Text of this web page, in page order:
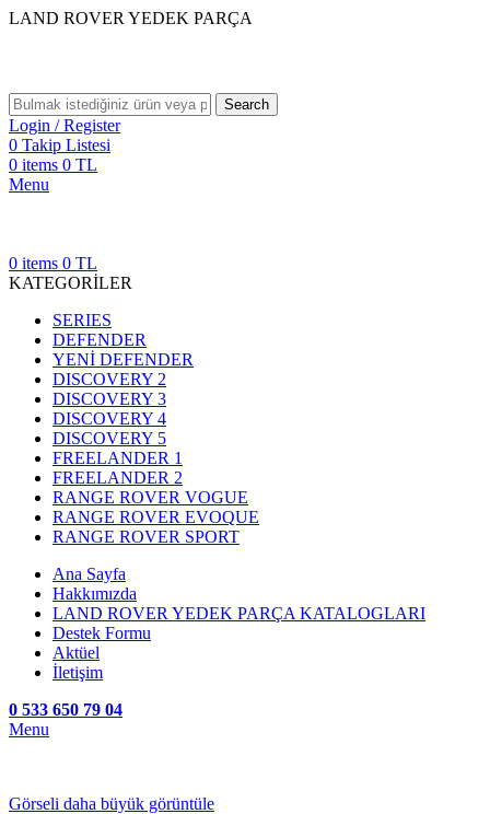
LAND ROVER YEDEK PARÇA
Search
Login / Register
0 Takip Listesi
0 items 0 TL
Menu
0 items 0 TL
KATEGORİLER
SERIES
DEFENDER
YENİ DEFENDER
DISCOVERY 2
DISCOVERY 3
DISCOVERY 4
DISCOVERY 5
FREELANDER 1
FREELANDER 2
RANGE ROVER VOGUE
RANGE ROVER EVOQUE
RANGE ROVER SPORT
Ana Sayfa
Hakkımızda
LAND ROVER YEDEK PARÇA KATALOGLARI
Destek Formu
Aktüel
İletişim
0 533 650 79 04
Menu
Görseli daha büyük görüntüle